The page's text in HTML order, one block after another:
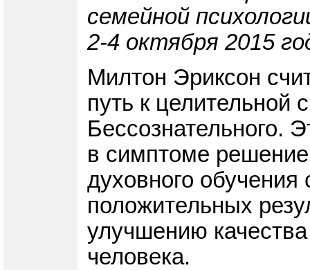
семейной
2-4 октября 2015
Милтон Эриксон
путь к целительной
Бессознательного.
в симптоме решение
духовного
положительных
улучшению
человека.